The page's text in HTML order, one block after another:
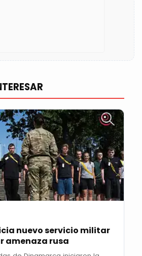
nuevo servicio militar
amenaza rusa